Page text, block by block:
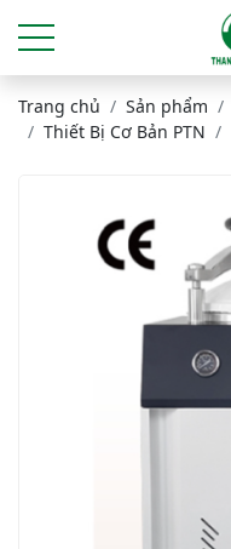
Trang chủ Sản phẩm
Thiết Bị Cơ Bản PTN